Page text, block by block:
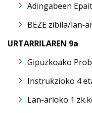
Adingabeen
BEZE zibila/lan-
URTARRILAREN 9a
Gipuzkoako
Instrukzioko 4
Lan-arloko 1